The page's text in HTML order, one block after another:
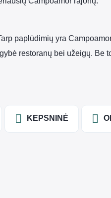
paplūdimių yra
restoranų bei užeigų. Be
KEPSNINĖ